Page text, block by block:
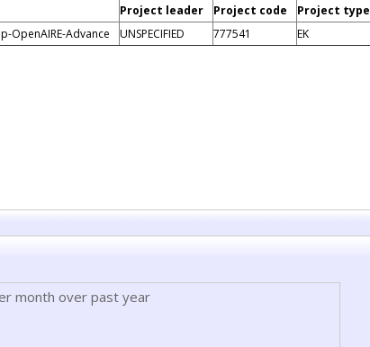
Project leader Project code
Project type
OpenAIRE-Advance
UNSPECIFIED 777541 EK
month over past year